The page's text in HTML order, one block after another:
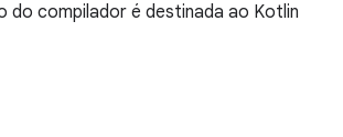
do compilador é destinada ao Kotlin